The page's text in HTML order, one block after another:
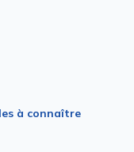
à connaître